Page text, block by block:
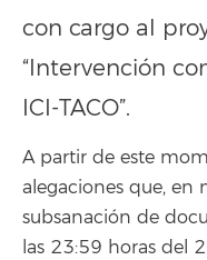
con cargo al
“Intervención
ICI-TACO”.
A partir de este
alegaciones que, en
subsanación de
las 23:59 horas del